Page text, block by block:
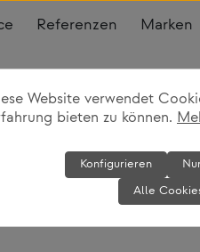
Referenzen Marken
Website verwendet
bieten zu können.
Konfigurieren
Alle